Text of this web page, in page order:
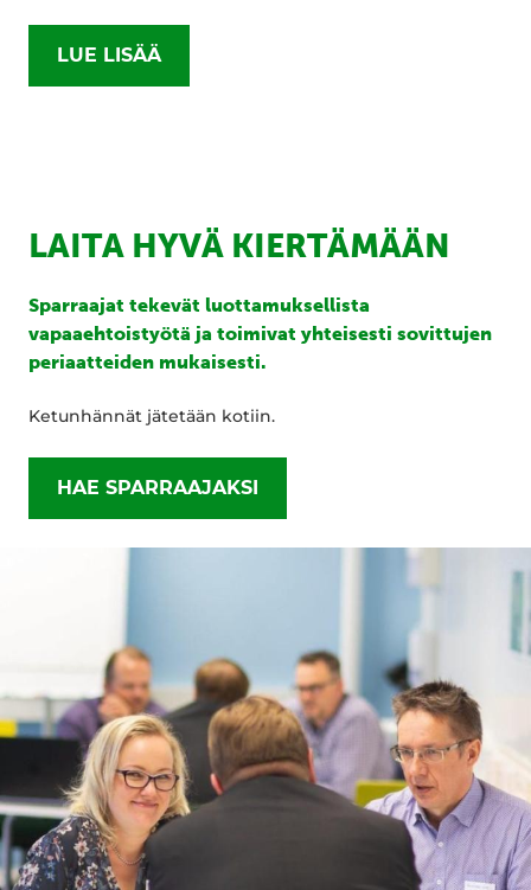
LUE LISÄÄ
LAITA HYVÄ KIERTÄMÄÄN
Sparraajat tekevät luottamuksellista
vapaaehtoistyötä ja toimivat yhteisesti sovittujen
periaatteiden mukaisesti.
Ketunhännät jätetään kotiin.
HAE SPARRAAJAKSI